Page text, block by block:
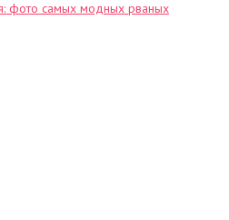
фото самых модных рваных